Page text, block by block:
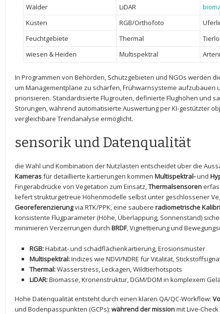
Wälder
LiDAR
Küsten
RGB/Orthofoto
Feuchtgebiete
Thermal
wiesen & Heiden
Multispektral
In ‍Programmen ‍von‍ Behörden, Schutzgebieten‌ und NGOs werden
um ⁢Managementpläne zu schärfen, Frühwarnsysteme aufzubauen
priorisieren.​ Standardisierte Flugrouten, definierte Flughöhen und
Störungen, ‌während automatisierte Auswertung per⁣ KI-gestützter
⁢vergleichbare Trendanalyse ⁣ermöglicht.
sensorik und​ Datenqualität
die Wahl und Kombination der Nutzlasten entscheidet über die
Kamerasfür detaillierte ⁤kartierungen kommen Multispektral-und
Fingerabdrücke von Vegetation ‍zum Einsatz,Thermalsensoren
liefert strukturgetreue Höhenmodelle selbst unter geschlossener
Georeferenzierungvia RTK/PPK, eine saubere radiometrische
konsistente Flugparameter (Höhe, Überlappung, Sonnenstand)
minimieren Verzerrungen durch BRDF, Vignettierung und
RGB:Habitat- und schadflächenkartierung, Erosionsmuster
Multispektral:Indizes‍ wie NDVI/NDRE für‍ Vitalität,
Thermal:Wasserstress, Leckagen, Wildtierhotspots
LiDAR:Biomasse, ‍Kronenstruktur, DGM/DOM​ in komplexem
Hohe Datenqualität entsteht durch einen ⁤klaren QA/QC-Workflow:
und Bodenpasspunkten (GCPs); während‌ der missionmit Live-